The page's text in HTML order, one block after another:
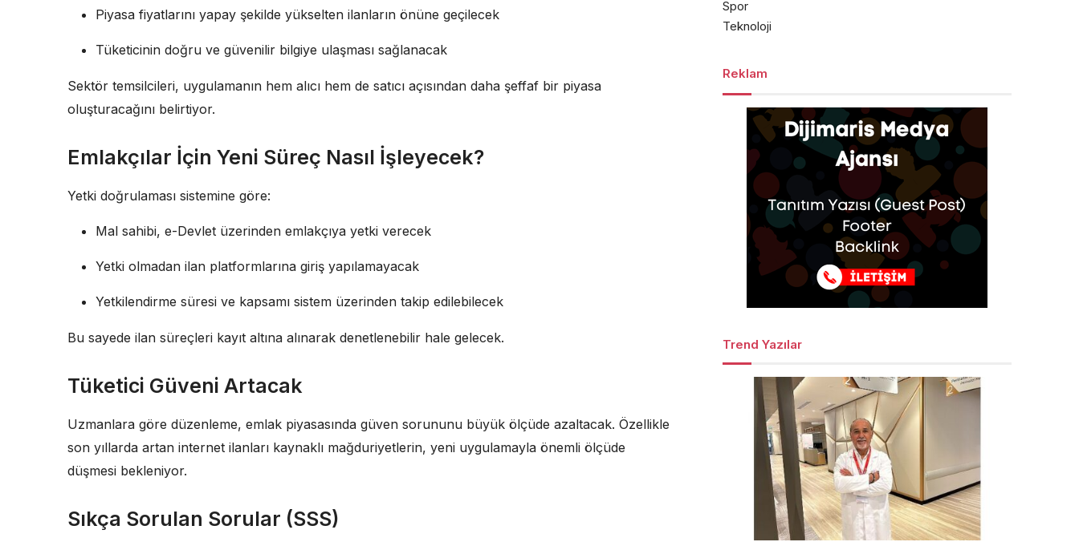
Piyasa fiyatlarını yapay şekilde yükselten ilanların önüne geçilecek
Tüketicinin doğru ve güvenilir bilgiye ulaşması sağlanacak
Sektör temsilcileri, uygulamanın hem alıcı hem de satıcı açısından daha şeffaf bir piyasa
oluşturacağını belirtiyor.
Emlakçılar İçin Yeni Süreç Nasıl İşleyecek?
Yetki doğrulaması sistemine göre:
Mal sahibi, e-Devlet üzerinden emlakçıya yetki verecek
Yetki olmadan ilan platformlarına giriş yapılamayacak
Yetkilendirme süresi ve kapsamı sistem üzerinden takip edilebilecek
Bu sayede ilan süreçleri kayıt altına alınarak denetlenebilir hale gelecek.
Tüketici Güveni Artacak
Uzmanlara göre düzenleme, emlak piyasasında güven sorununu büyük ölçüde azaltacak. Özellikle
son yıllarda artan internet ilanları kaynaklı mağduriyetlerin, yeni uygulamayla önemli ölçüde
düşmesi bekleniyor.
Sıkça Sorulan Sorular (SSS)
Spor
Teknoloji
Reklam
Trend Yazılar